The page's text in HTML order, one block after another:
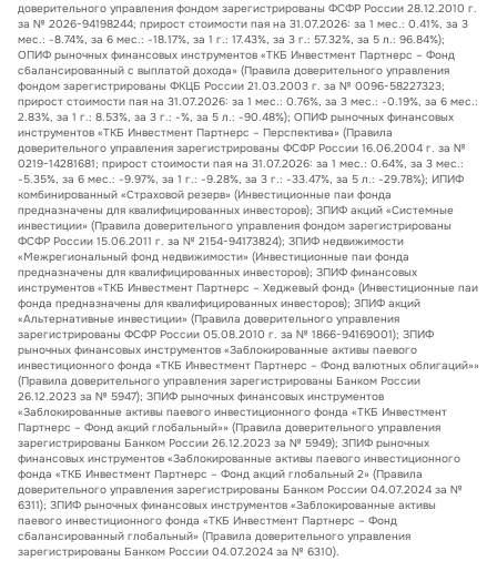
доверительного управления фондом зарегистрированы ФСФР России 28.12.2010 г.
за № 2026-94198244; прирост стоимости пая на 31.07.2026: за 1 мес.: 0.41%, за 3
мес.: -8.74%, за 6 мес.: -18.17%, за 1 г.: 17.43%, за 3 г.: 57.32%, за 5 л.: 96.84%);
ОПИФ рыночных финансовых инструментов «ТКБ Инвестмент Партнерс – Фонд
сбалансированный с выплатой дохода» (Правила доверительного управления
фондом зарегистрированы ФКЦБ России 21.03.2003 г. за № 0096-58227323;
прирост стоимости пая на 31.07.2026: за 1 мес.: 0.76%, за 3 мес.: -0.19%, за 6 мес.:
2.83%, за 1 г.: 8.53%, за 3 г.: -%, за 5 л.: -90.48%); ОПИФ рыночных финансовых
инструментов «ТКБ Инвестмент Партнерс – Перспектива» (Правила
доверительного управления зарегистрированы ФСФР России 16.06.2004 г. за №
0219-14281681; прирост стоимости пая на 31.07.2026: за 1 мес.: 0.64%, за 3 мес.:
-5.35%, за 6 мес.: -9.97%, за 1 г.: -9.28%, за 3 г.: -33.47%, за 5 л.: -29.78%); ИПИФ
комбинированный «Страховой резерв» (Инвестиционные паи фонда
предназначены для квалифицированных инвесторов); ЗПИФ акций «Системные
инвестиции» (Правила доверительного управления фондом зарегистрированы
ФСФР России 15.06.2011 г. за № 2154-94173824); ЗПИФ недвижимости
«Межрегиональный фонд недвижимости» (Инвестиционные паи фонда
предназначены для квалифицированных инвесторов); ЗПИФ финансовых
инструментов «ТКБ Инвестмент Партнерс – Хеджевый фонд» (Инвестиционные паи
фонда предназначены для квалифицированных инвесторов); ЗПИФ акций
«Альтернативные инвестиции» (Правила доверительного управления
зарегистрированы ФСФР России 05.08.2010 г. за № 1866-94169001); ЗПИФ
рыночных финансовых инструментов «Заблокированные активы паевого
инвестиционного фонда «ТКБ Инвестмент Партнерс – Фонд валютных облигаций»»
(Правила доверительного управления зарегистрированы Банком России
26.12.2023 за № 5947); ЗПИФ рыночных финансовых инструментов
«Заблокированные активы паевого инвестиционного фонда «ТКБ Инвестмент
Партнерс – Фонд акций глобальный»» (Правила доверительного управления
зарегистрированы Банком России 26.12.2023 за № 5949); ЗПИФ рыночных
финансовых инструментов «Заблокированные активы паевого инвестиционного
фонда «ТКБ Инвестмент Партнерс – Фонд акций глобальный 2» (Правила
доверительного управления зарегистрированы Банком России 04.07.2024 за №
6311); ЗПИФ рыночных финансовых инструментов «Заблокированные активы
паевого инвестиционного фонда «ТКБ Инвестмент Партнерс – Фонд
сбалансированный глобальный» (Правила доверительного управления
зарегистрированы Банком России 04.07.2024 за № 6310).